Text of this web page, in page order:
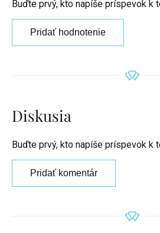
Buďte prvý, kto napíše príspevok k
Pridať hodnotenie
Diskusia
Buďte prvý, kto napíše príspevok k
Pridať komentár